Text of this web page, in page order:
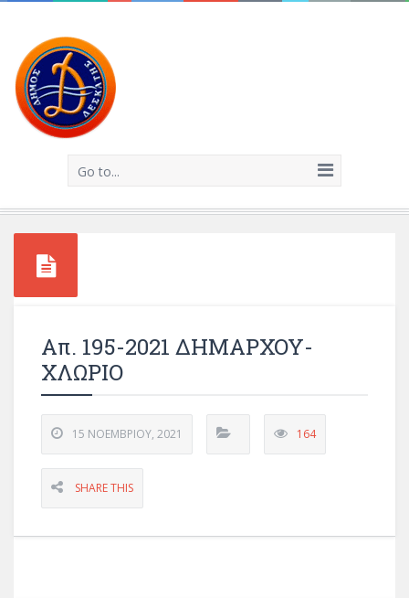
Go to...
Απ. 195-2021 ΔΗΜΑΡΧΟΥ-
ΧΛΩΡΙΟ
15 ΝΟΕΜΒΡΊΟΥ, 2021 164
SHARE THIS